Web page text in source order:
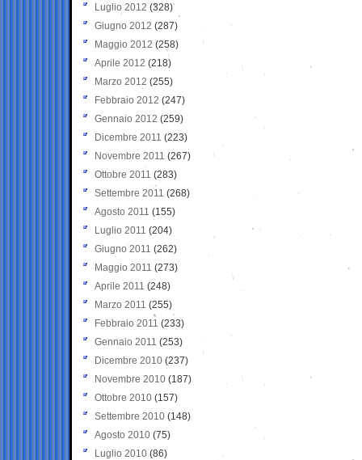
Luglio 2012 (328)
Giugno 2012 (287)
Maggio 2012 (258)
Aprile 2012 (218)
Marzo 2012 (255)
Febbraio 2012 (247)
Gennaio 2012 (259)
Dicembre 2011 (223)
Novembre 2011 (267)
Ottobre 2011 (283)
Settembre 2011 (268)
Agosto 2011 (155)
Luglio 2011 (204)
Giugno 2011 (262)
Maggio 2011 (273)
Aprile 2011 (248)
Marzo 2011 (255)
Febbraio 2011 (233)
Gennaio 2011 (253)
Dicembre 2010 (237)
Novembre 2010 (187)
Ottobre 2010 (157)
Settembre 2010 (148)
Agosto 2010 (75)
Luglio 2010 (86)